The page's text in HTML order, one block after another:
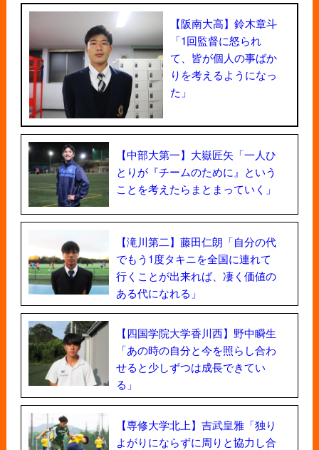
【阪南大高】鈴木章斗
「1回監督に怒られ
て、皆が個人の事ばか
りを考えるようになっ
た」
【中部大第一】大嶽匠矢「一人ひ
とりが『チームのために』という
ことを考えたらまとまっていく」
【滝川第二】藤田仁朗「自分の代
でもう1度タキニを全国に連れて
行くことが出来れば、凄く価値の
ある代になれる」
【四国学院大学香川西】野中瞬生
「あの時の自分と今を照らし合わ
せると少しずつは成長できてい
る」
【専修大学北上】吉武皇雅「独り
よがりにならずに周りと協力し合